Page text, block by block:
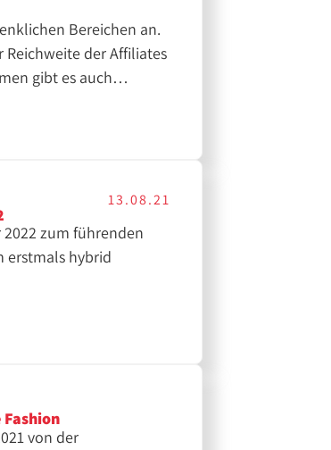
von xpose360 und am
Wir sind gespannt auf
Erfolgsgeschichten
von
Bereichen an.
der Affiliates
gibt es auch
- so auch das
13.08.21
zum führenden
erstmals hybrid
von der